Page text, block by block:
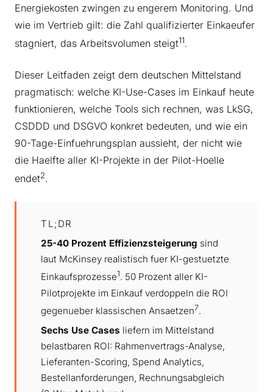
Energiekosten zwingen zu engerem Monitoring. Und
wie im Vertrieb gilt: die Zahl qualifizierter Einkaeufer
stagniert, das Arbeitsvolumen steigt11.
Dieser Leitfaden zeigt dem deutschen Mittelstand
pragmatisch: welche KI-Use-Cases im Einkauf heute
funktionieren, welche Tools sich rechnen, was LkSG,
CSDDD und DSGVO konkret bedeuten, und wie ein
90-Tage-Einfuehrungsplan aussieht, der nicht wie
die Haelfte aller KI-Projekte in der Pilot-Hoelle
endet2.
TL;DR
25-40 Prozent Effizienzsteigerung sind
laut McKinsey realistisch fuer KI-gestuetzte
Einkaufsprozesse1. 50 Prozent aller KI-
Pilotprojekte im Einkauf verdoppeln die ROI
gegenueber klassischen Ansaetzen7.
Sechs Use Cases liefern im Mittelstand
belastbaren ROI: Rahmenvertrags-Analyse,
Lieferanten-Scoring, Spend Analytics,
Bestellanforderungen, Rechnungsabgleich